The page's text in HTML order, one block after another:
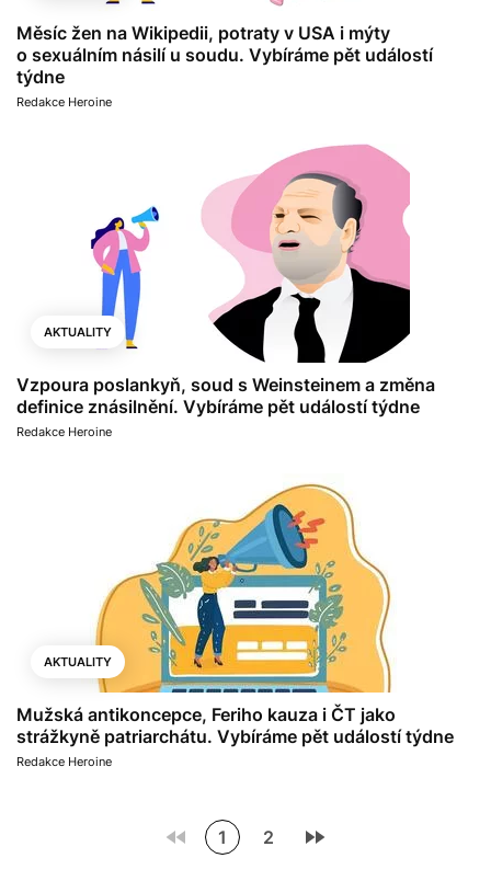
Měsíc žen na Wikipedii, potraty v USA i mýty
o sexuálním násilí u soudu. Vybíráme pět událostí
týdne
Redakce Heroine
AKTUALITY
Vzpoura poslankyň, soud s Weinsteinem a změna
definice znásilnění. Vybíráme pět událostí týdne
Redakce Heroine
AKTUALITY
Mužská antikoncepce, Feriho kauza i ČT jako
strážkyně patriarchátu. Vybíráme pět událostí týdne
Redakce Heroine
1 2